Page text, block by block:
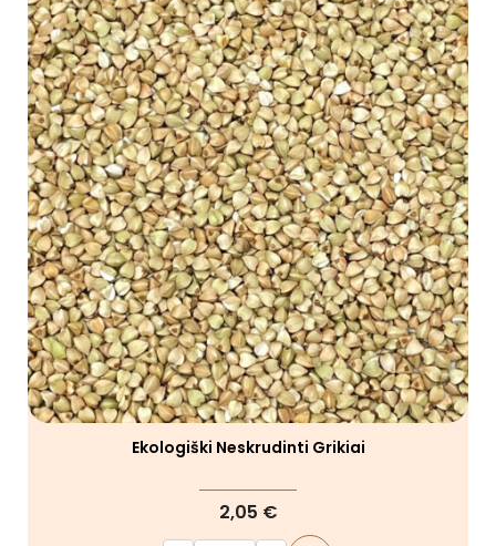
Ekologiški Neskrudinti Grikiai
2,05 €